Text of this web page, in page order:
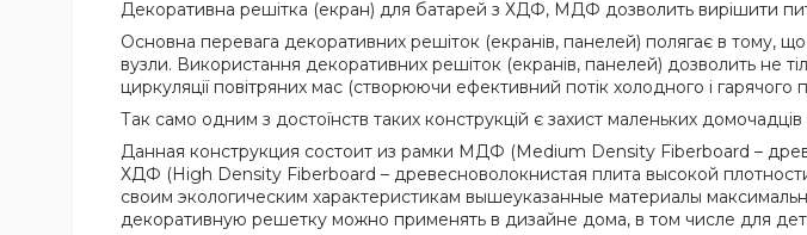
Декоративна решітка (екран) для батарей з ХДФ, МДФ дозволить вирішити
Основна перевага декоративних решіток (екранів, панелей) полягає в тому, що
вузли. Використання декоративних решіток (екранів, панелей) дозволить не
циркуляції повітряних мас (створюючи ефективний потік холодного і гарячого
Так само одним з достоїнств таких конструкцій є захист маленьких
Данная конструкция состоит из рамки МДФ (Medium Density Fiberboard –
ХДФ (High Density Fiberboard – древесноволокнистая плита высокой
своим экологическим характеристикам вышеуказанные материалы
декоративную решетку можно применять в дизайне дома, в том числе для